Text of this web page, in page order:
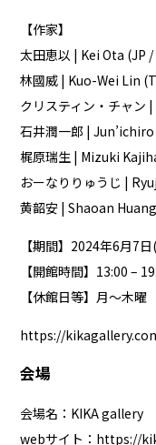
【作家】
太田恵以 | Kei Ota (JP /
林國威 | Kuo-Wei Lin
クリスティン・チャン
石井潤一郎 | Jun’ichiro
梶原瑞生 | Mizuki
おーなりりゅうじ |
黄韶安 | Shaoan
【期間】2024年6月7
【開館時間】13:00 –
【休館日等】月〜木曜
https://
会場
会場名：KIKA gallery
webサイト： https://